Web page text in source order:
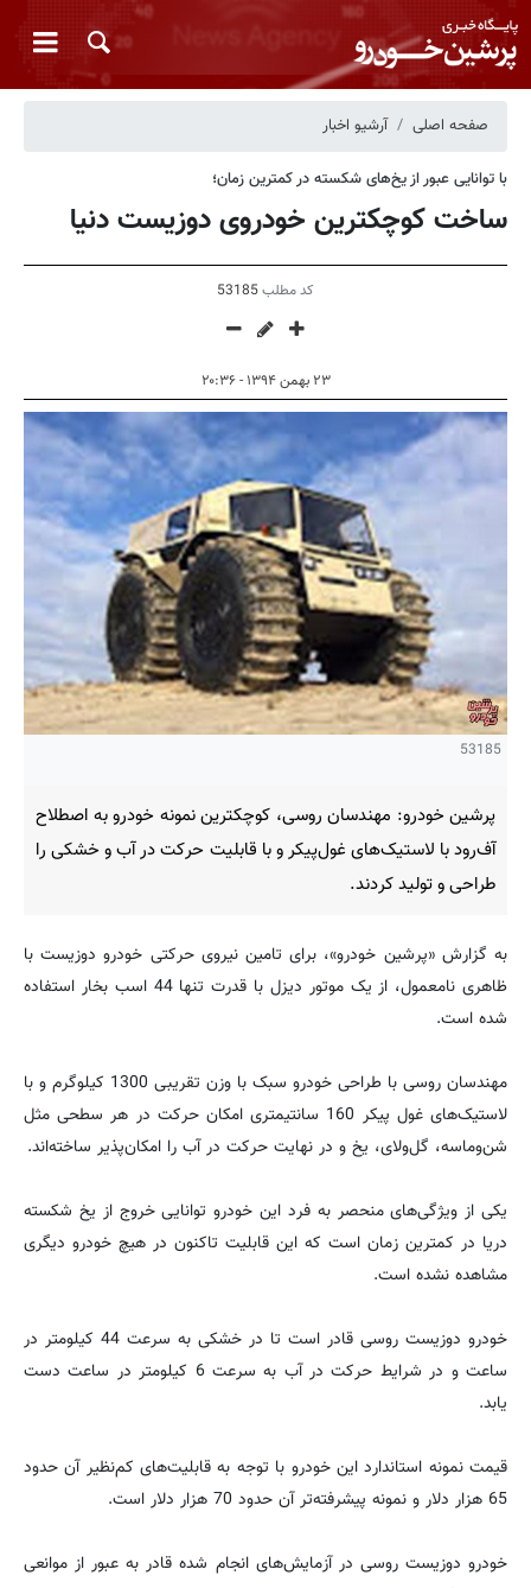
صفحه اصلی آرشیو اخبار
با توانایی عبور از یخ‌های شکسته در کمترین زمان؛
ساخت کوچکترین خودروی دوزیست دنیا
کد مطلب53185
۲۳ بهمن ۱۳۹۴ - ۲۰:۳۶
53185
پرشین خودرو: مهندسان روسی، کوچکترین نمونه خودرو به اصطلاح
آف‌رود با لاستیک‌های غول‌پیکر و با قابلیت حرکت در آب و خشکی را
طراحی و تولید کردند.
به گزارش «پرشین خودرو»، برای تامین نیروی حرکتی خودرو دوزیست با
ظاهری نامعمول، از یک موتور دیزل با قدرت تنها 44 اسب بخار استفاده
شده است.
مهندسان روسی با طراحی خودرو سبک با وزن تقریبی 1300 کیلوگرم و با
لاستیک‌های غول پیکر 160 سانتیمتری امکان حرکت در هر سطحی مثل
شن‌وماسه، گل‌ولای، یخ و در نهایت حرکت در آب را امکان‌پذیر ساخته‌اند.
یکی از ویژگی‌های منحصر به فرد این خودرو توانایی خروج از یخ شکسته
دریا در کمترین زمان است که این قابلیت تاکنون در هیچ خودرو دیگری
مشاهده نشده است.
خودرو دوزیست روسی قادر است تا در خشکی به سرعت 44 کیلومتر در
ساعت و در شرایط حرکت در آب به سرعت 6 کیلومتر در ساعت دست
یابد.
قیمت نمونه استاندارد این خودرو با توجه به قابلیت‌های کم‌نظیر آن حدود
65 هزار دلار و نمونه پیشرفته‌تر آن حدود 70 هزار دلار است.
خودرو دوزیست روسی در آزمایش‌های انجام شده قادر به عبور از موانعی